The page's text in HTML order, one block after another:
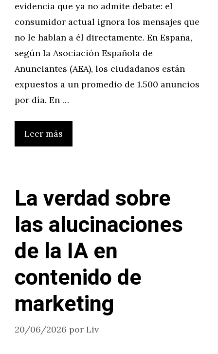
evidencia que ya no admite debate: el
consumidor actual ignora los mensajes que
no le hablan a él directamente. En España,
según la Asociación Española de
Anunciantes (AEA), los ciudadanos están
expuestos a un promedio de 1.500 anuncios
por día. En …
Leer más
La verdad sobre
las alucinaciones
de la IA en
contenido de
marketing
20/06/2026 por Liv